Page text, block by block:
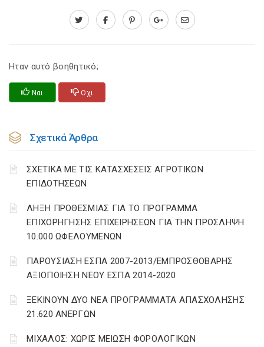
Ηταν αυτό βοηθητικό;
Ναι Οχι
Σχετικά Άρθρα
ΣΧΕΤΙΚΑ ΜΕ ΤΙΣ ΚΑΤΑΣΧΕΣΕΙΣ ΑΓΡΟΤΙΚΩΝ
ΕΠΙΔΟΤΗΣΕΩΝ
ΛΗΞΗ ΠΡΟΘΕΣΜΙΑΣ ΓΙΑ ΤΟ ΠΡΟΓΡΑΜΜΑ
ΕΠΙΧΟΡΗΓΗΣΗΣ ΕΠΙΧΕΙΡΗΣΕΩΝ ΓΙΑ ΤΗΝ ΠΡΟΣΛΗΨΗ
10.000 ΩΦΕΛΟΥΜΕΝΩΝ
ΠΑΡΟΥΣΙΑΣΗ ΕΣΠΑ 2007-2013/ΕΜΠΡΟΣΘΟΒΑΡΗΣ
ΑΞΙΟΠΟΙΗΣΗ ΝΕΟΥ ΕΣΠΑ 2014-2020
ΞΕΚΙΝΟΥΝ ΔΥΟ ΝΕΑ ΠΡΟΓΡΑΜΜΑΤΑ ΑΠΑΣΧΟΛΗΣΗΣ
21.620 ΑΝΕΡΓΩΝ
ΜΙΧΑΛΟΣ: ΧΩΡΙΣ ΜΕΙΩΣΗ ΦΟΡΟΛΟΓΙΚΩΝ